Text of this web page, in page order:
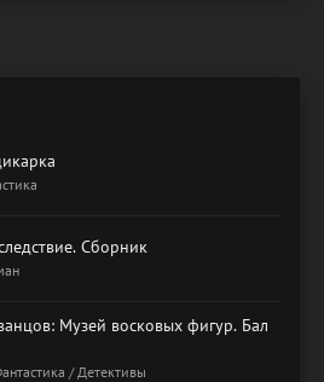
Сборник
Музей восковых фигур. Бал
/ Детективы